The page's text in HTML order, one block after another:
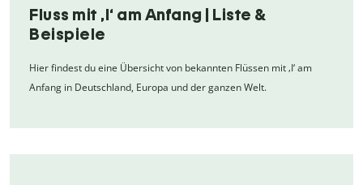
Fluss mit ‚I‘ am Anfang | Liste &
Beispiele
Hier findest du eine Übersicht von bekannten Flüssen mit ‚I‘ am
Anfang in Deutschland, Europa und der ganzen Welt.